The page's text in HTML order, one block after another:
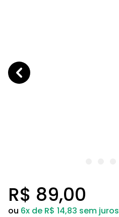
R$ 89,00
ou 6x de R$ 14,83 sem juros